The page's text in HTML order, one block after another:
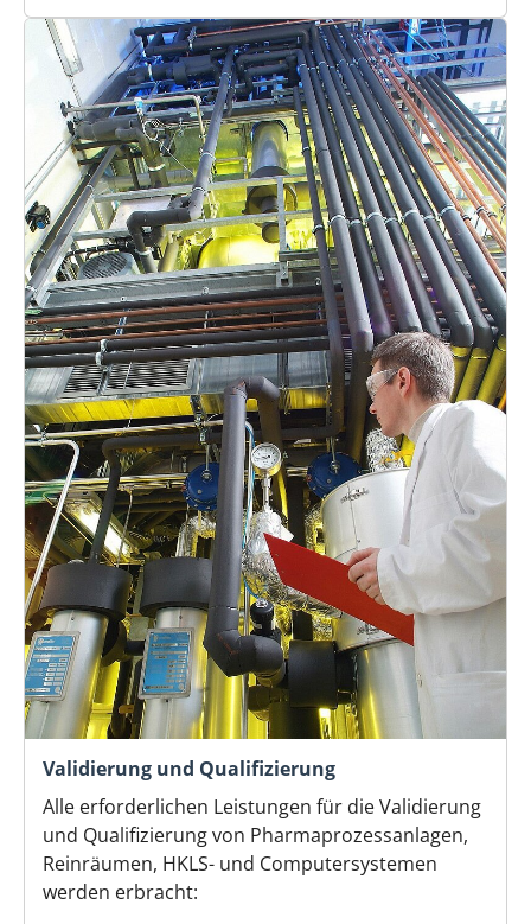
Validierung und Qualifizierung
Alle erforderlichen Leistungen für die Validierung
und Qualifizierung von Pharmaprozessanlagen,
Reinräumen, HKLS- und Computersystemen
werden erbracht: